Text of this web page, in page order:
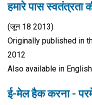
हमारे पास स्वतंत्रता
(जून 18 2013)
Originally published in
2012
Also available in
ई-मेल हैक करना -